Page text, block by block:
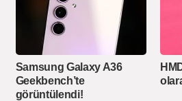
Samsung Galaxy A36
Geekbench’te
görüntülendi!